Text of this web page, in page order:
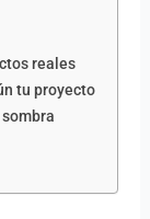
reales
tu proyecto